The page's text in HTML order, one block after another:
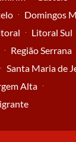
Domingos
Litoral Sul
Região Serrana
Santa Maria de
Alta